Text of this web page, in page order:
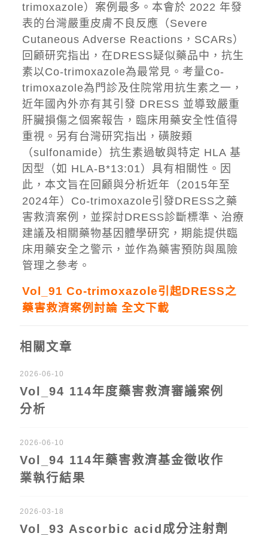
trimoxazole）案例最多。本會於 2022 年發
表的台灣嚴重皮膚不良反應（Severe
Cutaneous Adverse Reactions，SCARs）
回顧研究指出，在DRESS疑似藥品中，抗生
素以Co-trimoxazole為最常見。考量Co-
trimoxazole為門診及住院常用抗生素之一，
近年國內外亦有其引發 DRESS 並導致嚴重
肝臟損傷之個案報告，臨床用藥安全性值得
重視。另有台灣研究指出，磺胺類
（sulfonamide）抗生素過敏與特定 HLA 基
因型（如 HLA-B*13:01）具有相關性。因
此，本文旨在回顧與分析近年（2015年至
2024年）Co-trimoxazole引發DRESS之藥
害救濟案例，並探討DRESS診斷標準、治療
建議及相關藥物基因體學研究，期能提供臨
床用藥安全之警示，並作為藥害預防與風險
管理之參考。
Vol_91 Co-trimoxazole引起DRESS之
藥害救濟案例討論 全文下載
相關文章
2026-06-10
Vol_94 114年度藥害救濟審議案例
分析
2026-06-10
Vol_94 114年藥害救濟基金徵收作
業執行結果
2026-03-18
Vol_93 Ascorbic acid成分注射劑